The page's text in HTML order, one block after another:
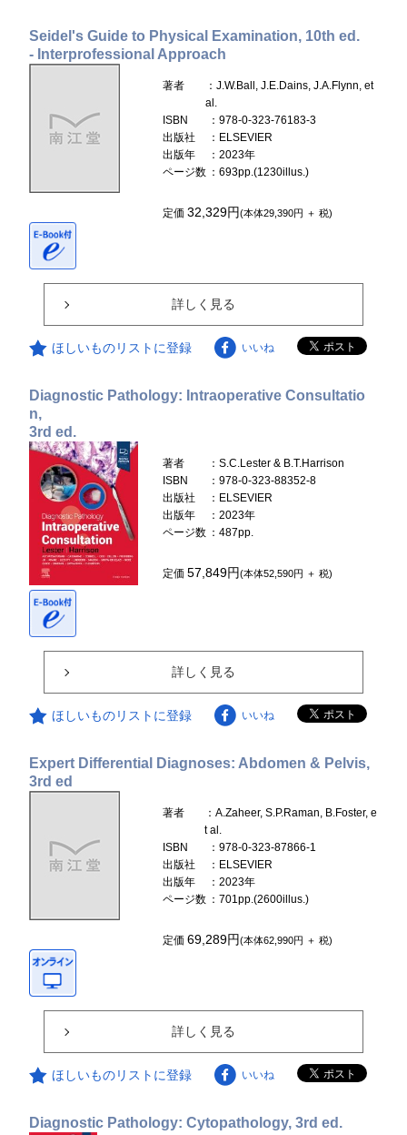
Seidel's Guide to Physical Examination, 10th ed.
- Interprofessional Approach
著者
：J.W.Ball, J.E.Dains, J.A.Flynn, et
al.
ISBN
：978-0-323-76183-3
出版社
：ELSEVIER
出版年
：2023年
ページ数 ：693pp.(1230illus.)
定価32,329円(本体29,390円 ＋ 税)
詳しく見る
ほしいものリストに登録 いいね
Diagnostic Pathology: Intraoperative Consultatio
n,
3rd ed.
著者
：S.C.Lester & B.T.Harrison
ISBN
：978-0-323-88352-8
出版社
：ELSEVIER
出版年
：2023年
ページ数 ：487pp.
定価57,849円(本体52,590円 ＋ 税)
詳しく見る
ほしいものリストに登録 いいね
Expert Differential Diagnoses: Abdomen & Pelvis,
3rd ed
著者
：A.Zaheer, S.P.Raman, B.Foster, e
t al.
ISBN
：978-0-323-87866-1
出版社
：ELSEVIER
出版年
：2023年
ページ数 ：701pp.(2600illus.)
定価69,289円(本体62,990円 ＋ 税)
詳しく見る
ほしいものリストに登録 いいね
Diagnostic Pathology: Cytopathology, 3rd ed.